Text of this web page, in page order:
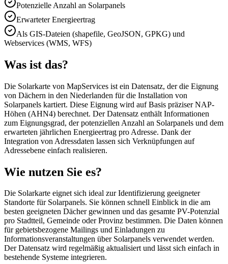
Potenzielle Anzahl an Solarpanels
Erwarteter Energieertrag
Als GIS-Dateien (shapefile, GeoJSON, GPKG) und
Webservices (WMS, WFS)
Was ist das?
Die Solarkarte von MapServices ist ein Datensatz, der die Eignung
von Dächern in den Niederlanden für die Installation von
Solarpanels kartiert. Diese Eignung wird auf Basis präziser NAP-
Höhen (AHN4) berechnet. Der Datensatz enthält Informationen
zum Eignungsgrad, der potenziellen Anzahl an Solarpanels und dem
erwarteten jährlichen Energieertrag pro Adresse. Dank der
Integration von Adressdaten lassen sich Verknüpfungen auf
Adressebene einfach realisieren.
Wie nutzen Sie es?
Die Solarkarte eignet sich ideal zur Identifizierung geeigneter
Standorte für Solarpanels. Sie können schnell Einblick in die am
besten geeigneten Dächer gewinnen und das gesamte PV-Potenzial
pro Stadtteil, Gemeinde oder Provinz bestimmen. Die Daten können
für gebietsbezogene Mailings und Einladungen zu
Informationsveranstaltungen über Solarpanels verwendet werden.
Der Datensatz wird regelmäßig aktualisiert und lässt sich einfach in
bestehende Systeme integrieren.